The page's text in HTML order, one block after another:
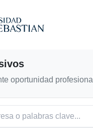
oportunidad profesional